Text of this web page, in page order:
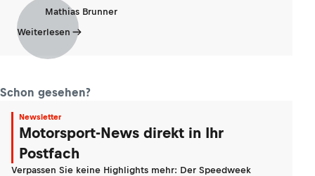
Mathias Brunner
Weiterlesen
Schon gesehen?
Newsletter
Motorsport-News direkt in Ihr
Postfach
Verpassen Sie keine Highlights mehr: Der Speedweek